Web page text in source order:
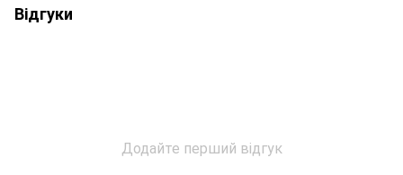
Відгуки
Додайте перший відгук